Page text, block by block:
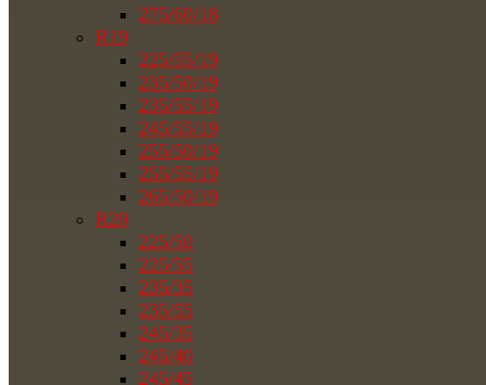
275/60/18
R19
225/55/19
235/50/19
235/55/19
245/55/19
255/50/19
255/55/19
265/50/19
R20
225/50
225/55
235/35
235/55
245/35
245/40
245/45